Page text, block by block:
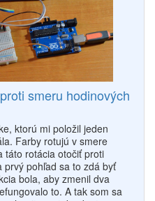
smeru hodinových
ktorú mi položil jeden
Farby rotujú v smere
táto rotácia otočiť proti
prvý pohľad sa to zdá byť
bola, aby zmenil dva
to. A tak som sa